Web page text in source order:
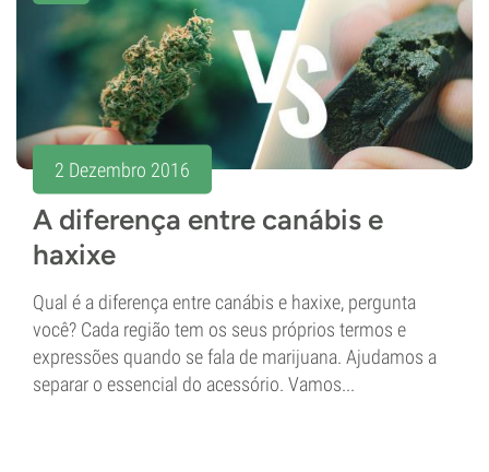
2 Dezembro 2016
A diferença entre canábis e
haxixe
Qual é a diferença entre canábis e haxixe, pergunta
você? Cada região tem os seus próprios termos e
expressões quando se fala de marijuana. Ajudamos a
separar o essencial do acessório. Vamos...